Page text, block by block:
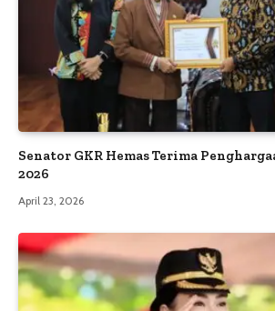
Senator GKR Hemas Terima
2026
April 23, 2026